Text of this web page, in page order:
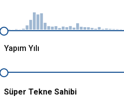
Yapım Yılı
Süper Tekne Sahibi